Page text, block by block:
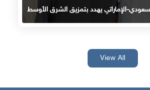
الإماراتي يهدد بتمزيق الشرق الأوسط
View All